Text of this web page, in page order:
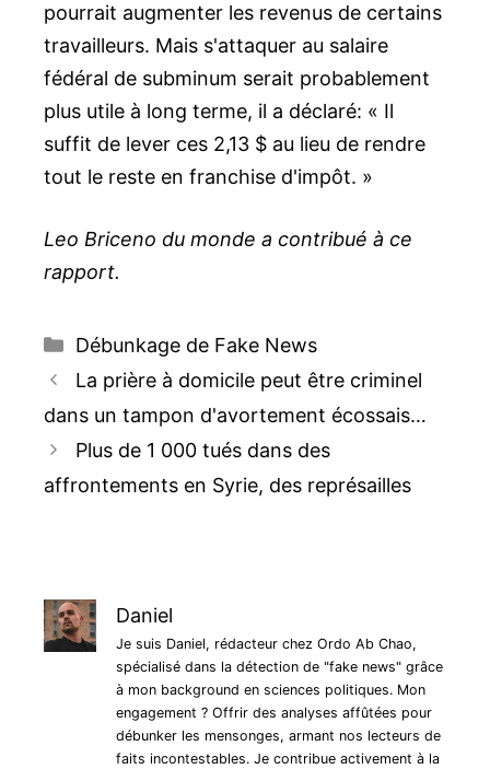
pourrait augmenter les revenus de certains
travailleurs. Mais s'attaquer au salaire
fédéral de subminum serait probablement
plus utile à long terme, il a déclaré: « Il
suffit de lever ces 2,13 $ au lieu de rendre
tout le reste en franchise d'impôt. »
Leo Briceno du monde a contribué à ce
rapport.
Catégories
Débunkage de Fake News
Navigation
des
La prière à domicile peut être criminel
dans un tampon d'avortement écossais…
Plus de 1 000 tués dans des
affrontements en Syrie, des représailles
Daniel
Je suis Daniel, rédacteur chez Ordo Ab Chao,
spécialisé dans la détection de "fake news" grâce
à mon background en sciences politiques. Mon
engagement ? Offrir des analyses affûtées pour
débunker les mensonges, armant nos lecteurs de
faits incontestables. Je contribue activement à la